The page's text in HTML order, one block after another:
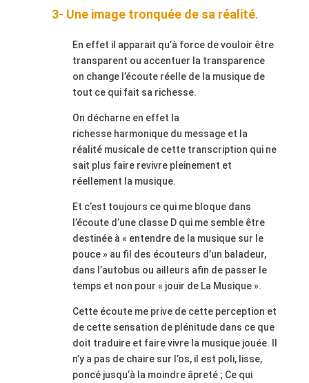
3- Une image tronquée de sa réalité.
En effet il apparait qu’à force de vouloir être
transparent ou accentuer la transparence
on change l’écoute réelle de la musique de
tout ce qui fait sa richesse.
On décharne en effet la
richesse harmonique du message et la
réalité musicale de cette transcription qui ne
sait plus faire revivre pleinement et
réellement la musique.
Et c’est toujours ce qui me bloque dans
l’écoute d’une classe D qui me semble être
destinée à « entendre de la musique sur le
pouce » au fil des écouteurs d’un baladeur,
dans l’autobus ou ailleurs afin de passer le
temps et non pour « jouir de La Musique ».
Cette écoute me prive de cette perception et
de cette sensation de plénitude dans ce que
doit traduire et faire vivre la musique jouée. Il
n’y a pas de chaire sur l’os, il est poli, lisse,
poncé jusqu’à la moindre âpreté ; Ce qui